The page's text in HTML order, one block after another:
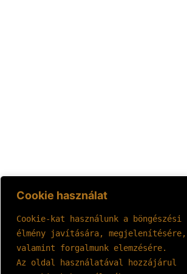
Cookie használat
Cookie-kat használunk a böngészési
élmény javítására, megjelenítésére,
valamint forgalmunk elemzésére.
Az oldal használatával hozzájárul